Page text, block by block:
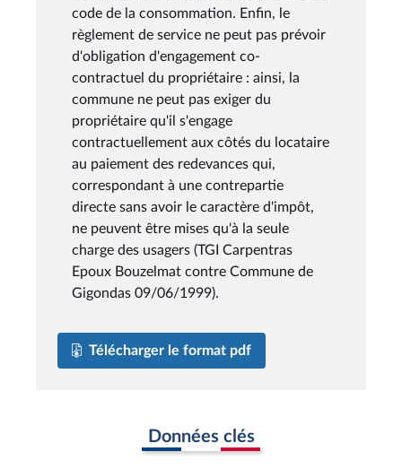
code de la consommation. Enfin, le
règlement de service ne peut pas prévoir
d'obligation d'engagement co-
contractuel du propriétaire : ainsi, la
commune ne peut pas exiger du
propriétaire qu'il s'engage
contractuellement aux côtés du locataire
au paiement des redevances qui,
correspondant à une contrepartie
directe sans avoir le caractère d'impôt,
ne peuvent être mises qu'à la seule
charge des usagers (TGI Carpentras
Epoux Bouzelmat contre Commune de
Gigondas 09/06/1999).
Télécharger le format pdf
Données clés